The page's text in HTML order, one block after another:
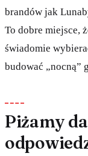
brandów jak
To dobre miejsce,
świadomie
budować „nocną”
Piżamy